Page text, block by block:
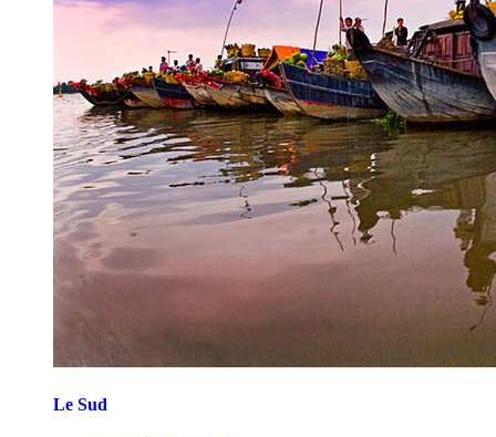
Le Sud